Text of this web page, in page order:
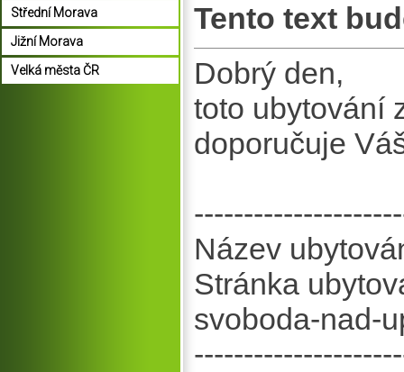
Tento text
Dobrý den,
toto ubytování
doporučuje
Název
Stránka
svoboda-nad-
Střední Morava
Jižní Morava
Velká města ČR